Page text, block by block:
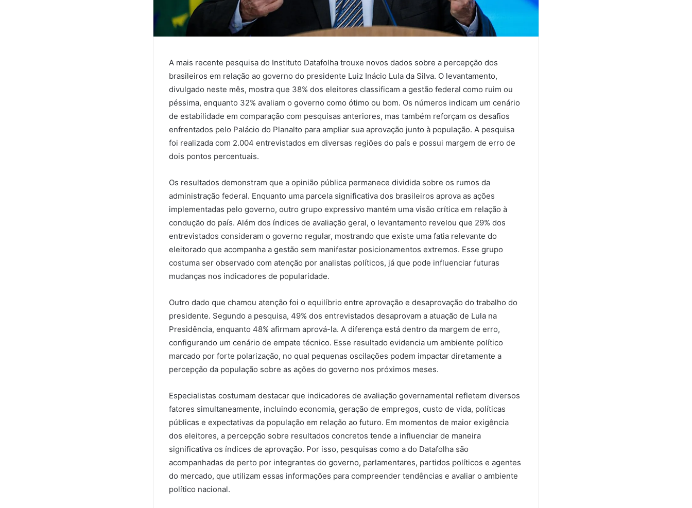
A mais recente pesquisa do Instituto Datafolha trouxe novos dados sobre a percepção dos
brasileiros em relação ao governo do presidente Luiz Inácio Lula da Silva. O levantamento,
divulgado neste mês, mostra que 38% dos eleitores classificam a gestão federal como ruim ou
péssima, enquanto 32% avaliam o governo como ótimo ou bom. Os números indicam um cenário
de estabilidade em comparação com pesquisas anteriores, mas também reforçam os desafios
enfrentados pelo Palácio do Planalto para ampliar sua aprovação junto à população. A pesquisa
foi realizada com 2.004 entrevistados em diversas regiões do país e possui margem de erro de
dois pontos percentuais.
Os resultados demonstram que a opinião pública permanece dividida sobre os rumos da
administração federal. Enquanto uma parcela significativa dos brasileiros aprova as ações
implementadas pelo governo, outro grupo expressivo mantém uma visão crítica em relação à
condução do país. Além dos índices de avaliação geral, o levantamento revelou que 29% dos
entrevistados consideram o governo regular, mostrando que existe uma fatia relevante do
eleitorado que acompanha a gestão sem manifestar posicionamentos extremos. Esse grupo
costuma ser observado com atenção por analistas políticos, já que pode influenciar futuras
mudanças nos indicadores de popularidade.
Outro dado que chamou atenção foi o equilíbrio entre aprovação e desaprovação do trabalho do
presidente. Segundo a pesquisa, 49% dos entrevistados desaprovam a atuação de Lula na
Presidência, enquanto 48% afirmam aprová-la. A diferença está dentro da margem de erro,
configurando um cenário de empate técnico. Esse resultado evidencia um ambiente político
marcado por forte polarização, no qual pequenas oscilações podem impactar diretamente a
percepção da população sobre as ações do governo nos próximos meses.
Especialistas costumam destacar que indicadores de avaliação governamental refletem diversos
fatores simultaneamente, incluindo economia, geração de empregos, custo de vida, políticas
públicas e expectativas da população em relação ao futuro. Em momentos de maior exigência
dos eleitores, a percepção sobre resultados concretos tende a influenciar de maneira
significativa os índices de aprovação. Por isso, pesquisas como a do Datafolha são
acompanhadas de perto por integrantes do governo, parlamentares, partidos políticos e agentes
do mercado, que utilizam essas informações para compreender tendências e avaliar o ambiente
político nacional.